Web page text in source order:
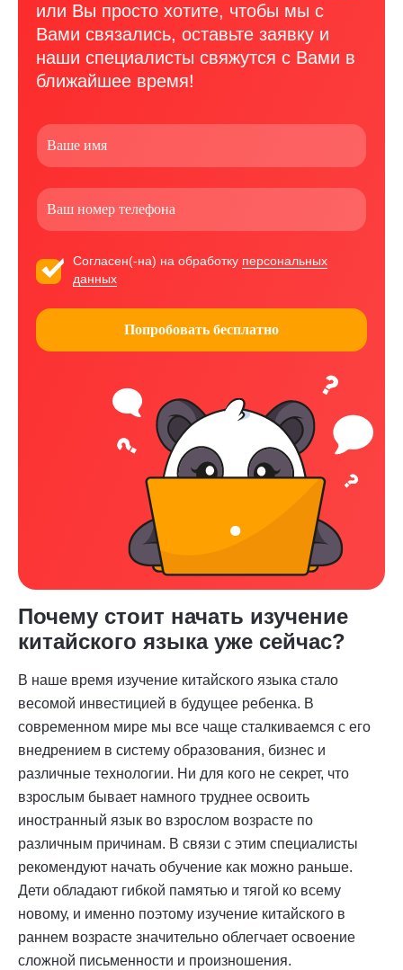
или Вы просто хотите, чтобы мы с
Вами связались, оставьте заявку и
наши специалисты свяжутся с Вами в
ближайшее время!
Согласен(-на) на обработку персональных
данных
Попробовать бесплатно
Почему стоит начать изучение
китайского языка уже сейчас?
В наше время изучение китайского языка стало
весомой инвестицией в будущее ребенка. В
современном мире мы все чаще сталкиваемся с его
внедрением в систему образования, бизнес и
различные технологии. Ни для кого не секрет, что
взрослым бывает намного труднее освоить
иностранный язык во взрослом возрасте по
различным причинам. В связи с этим специалисты
рекомендуют начать обучение как можно раньше.
Дети обладают гибкой памятью и тягой ко всему
новому, и именно поэтому изучение китайского в
раннем возрасте значительно облегчает освоение
сложной письменности и произношения.